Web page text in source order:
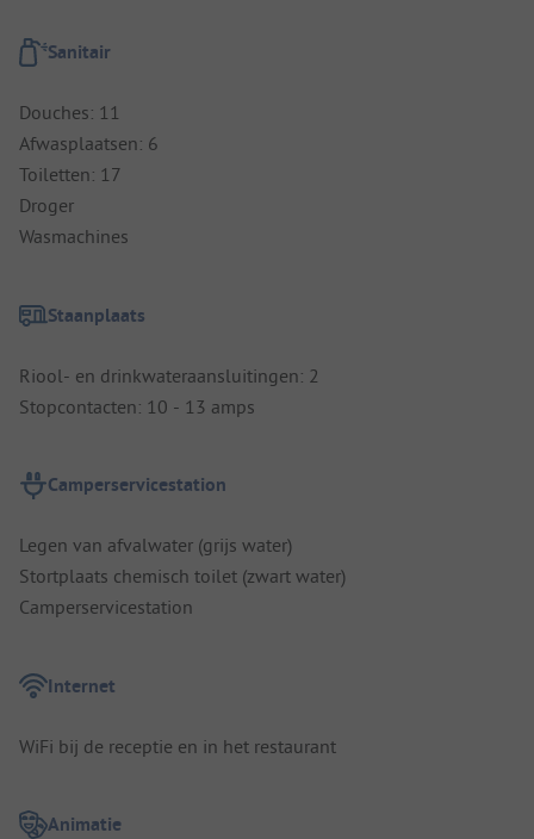
Sanitair
Douches: 11
Afwasplaatsen: 6
Toiletten: 17
Droger
Wasmachines
Staanplaats
Riool- en drinkwateraansluitingen: 2
Stopcontacten: 10 - 13 amps
Camperservicestation
Legen van afvalwater (grijs water)
Stortplaats chemisch toilet (zwart water)
Camperservicestation
Internet
WiFi bij de receptie en in het restaurant
Animatie